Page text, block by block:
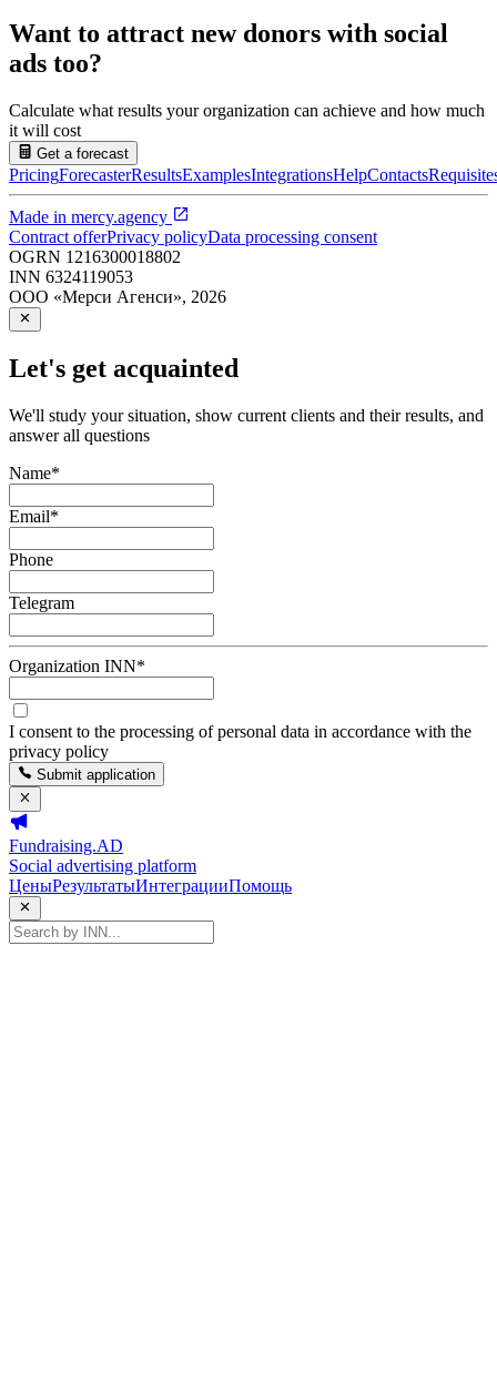
Want to attract new donors with social
ads too?
Calculate what results your organization can achieve and how much
it will cost
Get a forecast
PricingForecasterResultsExamplesIntegrationsHelpContacts
Made in mercy.agency
Contract offerPrivacy policyData processing consent
OGRN 1216300018802
INN 6324119053
ООО «Мерси Агенси», 2026
Let's get acquainted
We'll study your situation, show current clients and their results, and
answer all questions
Name*
Email*
Phone
Telegram
Organization INN*
I consent to the processing of personal data in accordance with the
privacy policy
Submit application
Fundraising.AD
Social advertising platform
ЦеныРезультатыИнтеграцииПомощь